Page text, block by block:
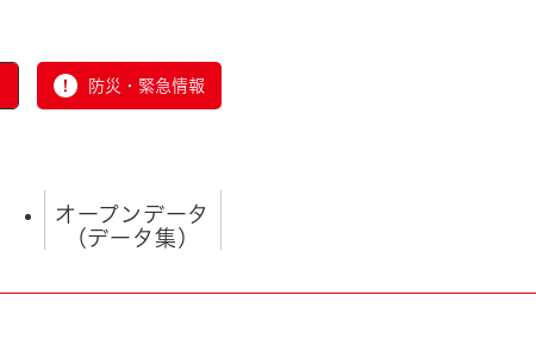
防災・緊急情報
オープンデータ
（データ集）